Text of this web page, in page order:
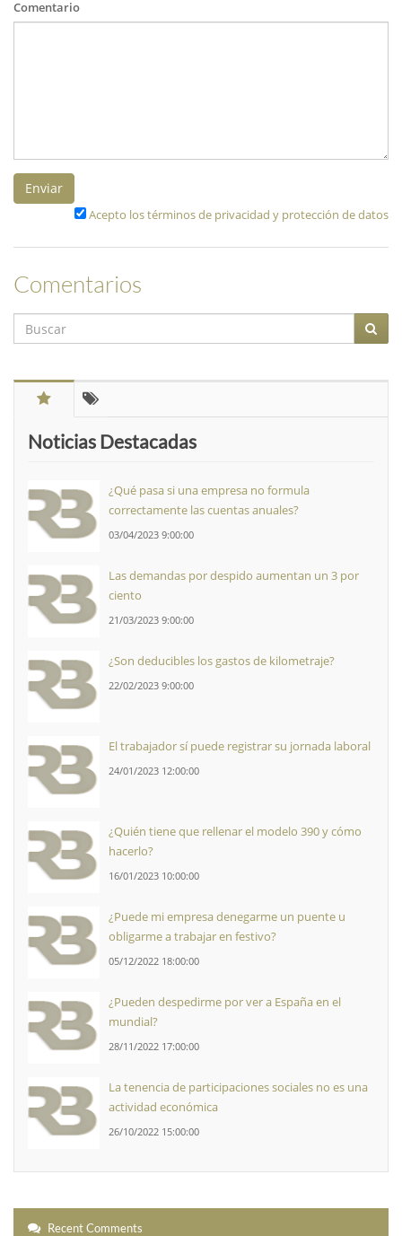
Comentario
Enviar
Acepto los términos de privacidad y protección de datos
Comentarios
Noticias Destacadas
¿Qué pasa si una empresa no formula
correctamente las cuentas anuales?
03/04/2023 9:00:00
Las demandas por despido aumentan un 3 por
ciento
21/03/2023 9:00:00
¿Son deducibles los gastos de kilometraje?
22/02/2023 9:00:00
El trabajador sí puede registrar su jornada laboral
24/01/2023 12:00:00
¿Quién tiene que rellenar el modelo 390 y cómo
hacerlo?
16/01/2023 10:00:00
¿Puede mi empresa denegarme un puente u
obligarme a trabajar en festivo?
05/12/2022 18:00:00
¿Pueden despedirme por ver a España en el
mundial?
28/11/2022 17:00:00
La tenencia de participaciones sociales no es una
actividad económica
26/10/2022 15:00:00
Recent Comments